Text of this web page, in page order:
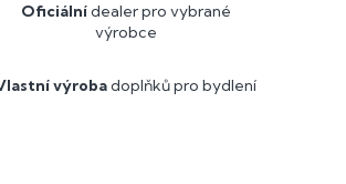
Oficiálnídealer pro vybrané
výrobce
výrobadoplňků pro bydlení